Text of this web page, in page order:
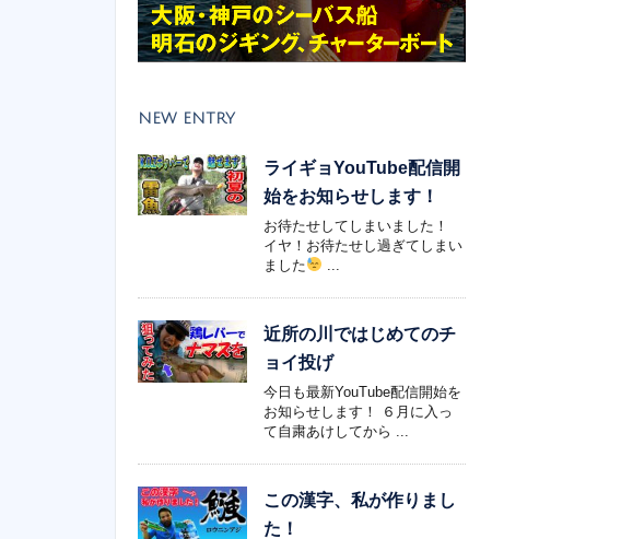
NEW ENTRY
ライギョYouTube配信開
始をお知らせします！
お待たせしてしまいました！
イヤ！お待たせし過ぎてしまい
ました
...
近所の川ではじめてのチ
ョイ投げ
今日も最新YouTube配信開始を
お知らせします！ ６月に入っ
て自粛あけしてから ...
この漢字、私が作りまし
た！